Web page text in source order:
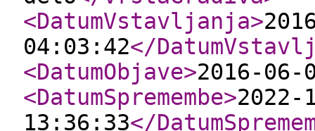
<DatumVstavljanja>
04:03:42</
<DatumObjave>2016-06-
<DatumSpremembe>2022-
13:36:33</